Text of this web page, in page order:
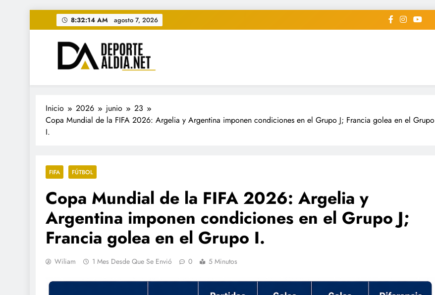
al
contenido
8:32:16 AM agosto 7, 2026
• DEPORTE AL DIA • "Periodico Deportivo Digital"
www.deportealdia.net #deportealdia #deportealdiard #deportealdiaperiodico
Inicio 2026 junio
23
Copa Mundial de la FIFA 2026: Argelia y Argentina imponen condiciones en el Grupo J; Francia golea en el Grupo
I.
FIFA FÚTBOL
Copa Mundial de la FIFA 2026: Argelia y
Argentina imponen condiciones en el Grupo J;
Francia golea en el Grupo I.
Wiliam 1 Mes Desde Que Se Envió 0 5 Minutos